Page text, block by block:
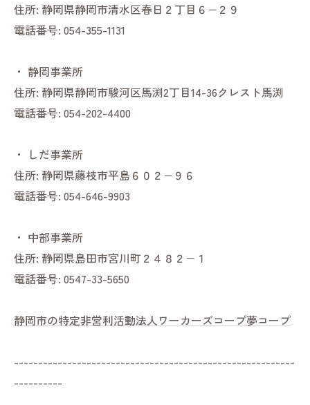
住所: 静岡県静岡市清水区春日２丁目６−２９
電話番号: 054-355-1131
・ 静岡事業所
住所: 静岡県静岡市駿河区馬渕2丁目14-36クレスト馬渕
電話番号: 054-202-4400
・
しだ事業所
住所: 静岡県藤枝市平島６０２−９６
電話番号: 054-646-9903
・ 中部事業所
住所: 静岡県島田市宮川町２４８２−１
電話番号: 0547-33-5650
静岡市の特定非営利活動法人ワーカーズコープ夢コープ
----------------------------------------------------------
----------